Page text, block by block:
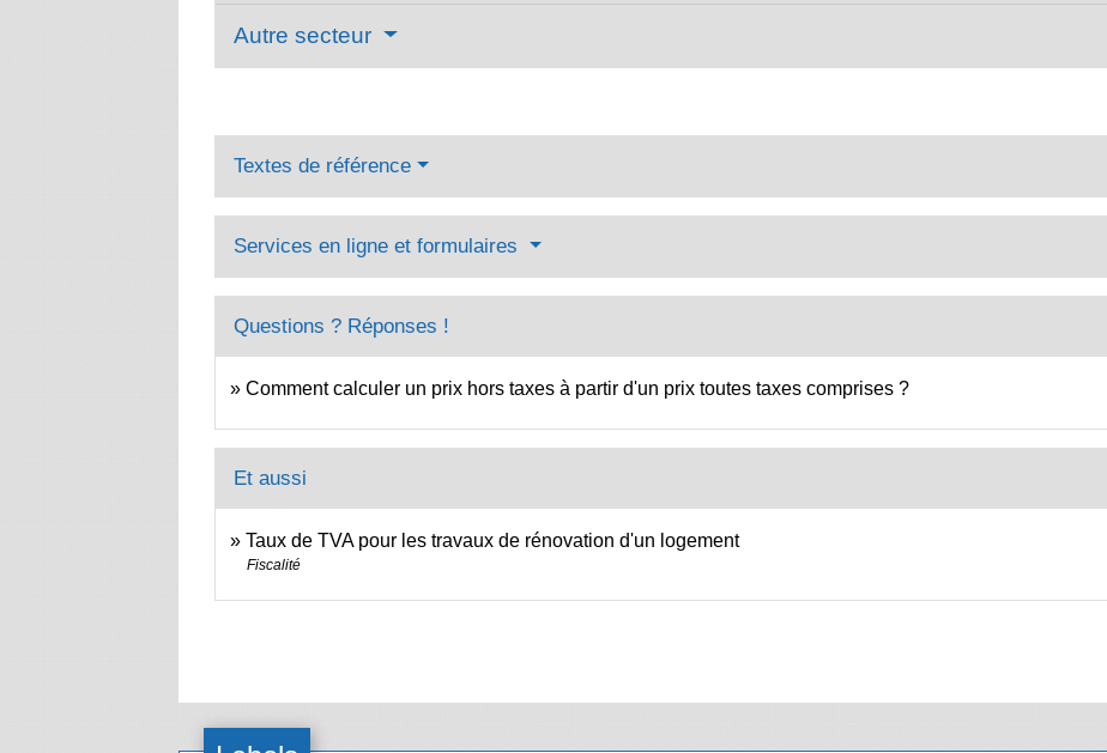
Autre secteur
Textes de référence
Services en ligne et formulaires
Questions ? Réponses !
Comment calculer un prix hors taxes à partir d'un prix toutes taxes comprises ?
Et aussi
Taux de TVA pour les travaux de rénovation d'un logement
Fiscalité